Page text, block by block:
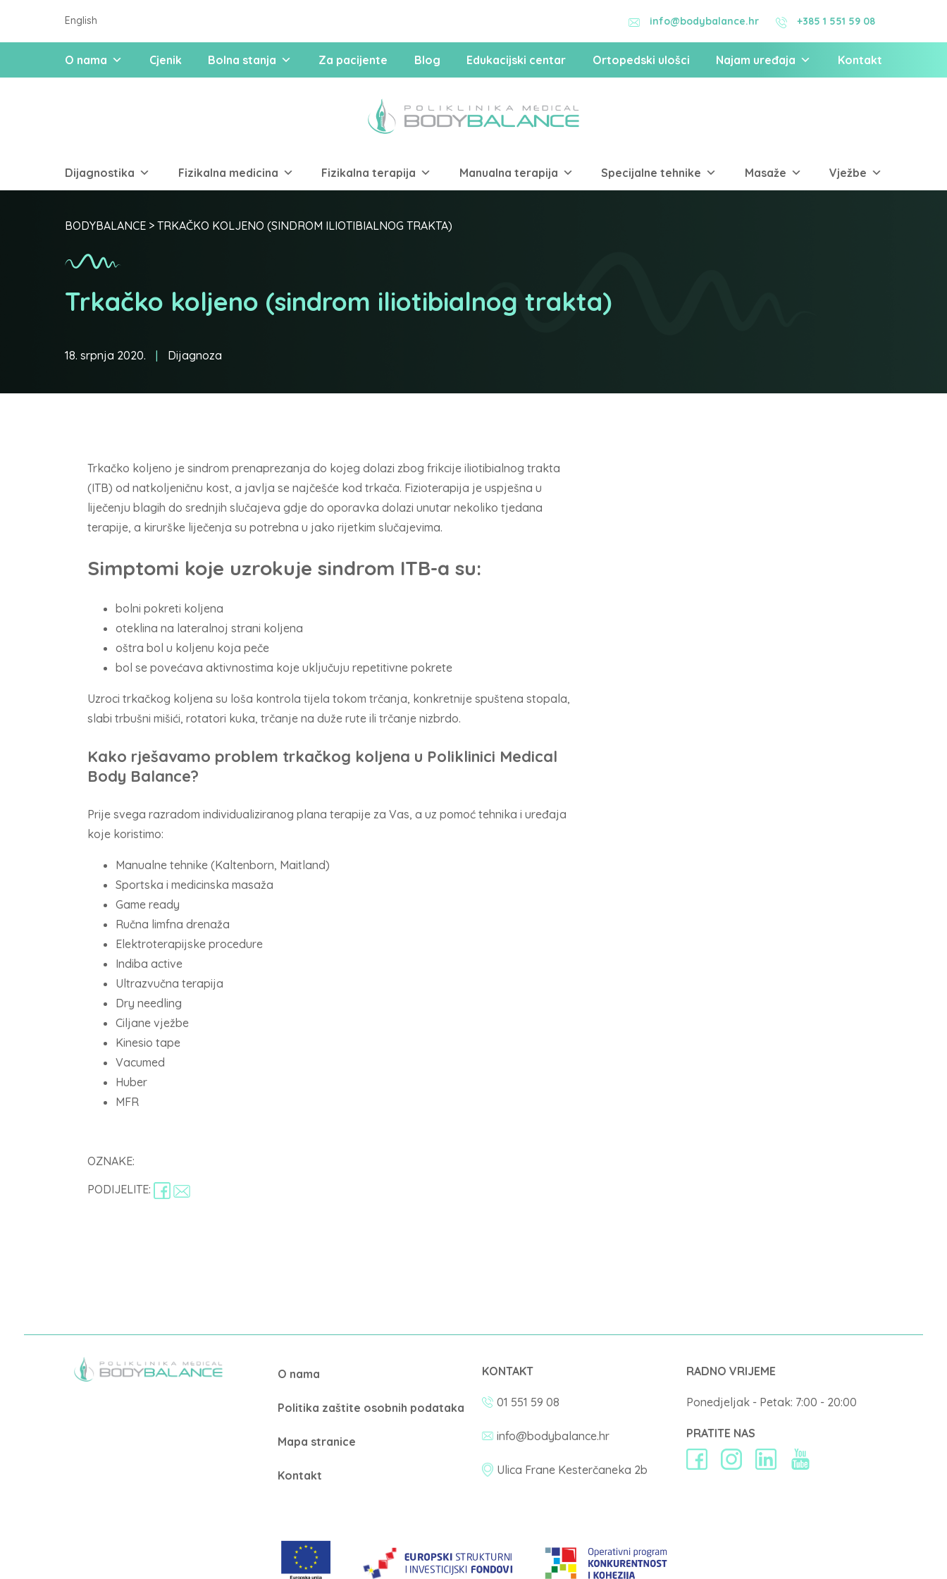
English info@bodybalance.hr +385 1 551 59 08
O nama Cjenik Bolna stanja Za pacijente Blog Edukacijski centar Ortopedski ulošci Najam uređaja Kontakt
Dijagnostika Fizikalna medicina Fizikalna terapija Manualna terapija Specijalne tehnike Masaže Vježbe
Trkačko koljeno (sindrom iliotibialnog trakta)
BODYBALANCE > TRKAČKO KOLJENO (SINDROM ILIOTIBIALNOG TRAKTA)
18. srpnja 2020. Dijagnoza
Trkačko koljeno je sindrom prenaprezanja do kojeg dolazi zbog frikcije iliotibialnog trakta
(ITB) od natkoljeničnu kost, a javlja se najčešće kod trkača. Fizioterapija je uspješna u
liječenju blagih do srednjih slučajeva gdje do oporavka dolazi unutar nekoliko tjedana
terapije, a kirurške liječenja su potrebna u jako rijetkim slučajevima.
Simptomi koje uzrokuje sindrom ITB-a su:
bolni pokreti koljena
oteklina na lateralnoj strani koljena
oštra bol u koljenu koja peče
bol se povećava aktivnostima koje uključuju repetitivne pokrete
Uzroci trkačkog koljena su loša kontrola tijela tokom trčanja, konkretnije spuštena stopala,
slabi trbušni mišići, rotatori kuka, trčanje na duže rute ili trčanje nizbrdo.
Kako rješavamo problem trkačkog koljena u Poliklinici Medical
Body Balance?
Prije svega razradom individualiziranog plana terapije za Vas, a uz pomoć tehnika i uređaja
koje koristimo:
Manualne tehnike (Kaltenborn, Maitland)
Sportska i medicinska masaža
Game ready
Ručna limfna drenaža
Elektroterapijske procedure
Indiba active
Ultrazvučna terapija
Dry needling
Ciljane vježbe
Kinesio tape
Vacumed
Huber
MFR
OZNAKE:
PODIJELITE:
O nama
Politika zaštite osobnih podataka
Mapa stranice
Kontakt
KONTAKT
01 551 59 08
info@bodybalance.hr
Ulica Frane Kesterčaneka 2b
RADNO VRIJEME
Ponedjeljak - Petak: 7:00 - 20:00
PRATITE NAS